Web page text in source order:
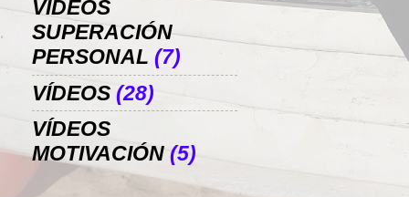
VIDEOS
SUPERACIÓN
PERSONAL (7)
VÍDEOS (28)
VÍDEOS
MOTIVACIÓN (5)